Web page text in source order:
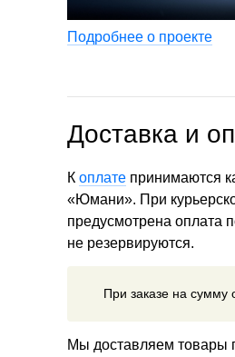
Подробнее о проекте
Доставка и
К оплате принимаются
«Юмани». При
предусмотрена оплата
не резервируются.
При заказе на сумму
Мы доставляем товары